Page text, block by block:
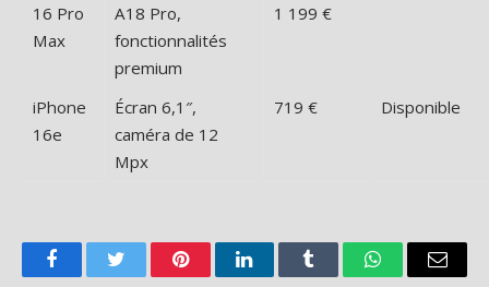
16 Pro
Max
A18 Pro,
fonctionnalités
premium
1 199 €
iPhone
16e
Écran 6,1″,
caméra de 12
Mpx
719 € Disponible
FacebookTwitter PinterestLinkedInTumblr WhatsAppEmail